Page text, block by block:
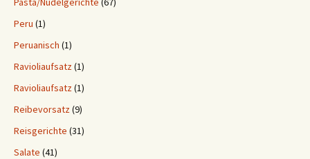
Peru (1)
Peruanisch (1)
Ravioliaufsatz(1)
Ravioliaufsatz(1)
Reibevorsatz(9)
Reisgerichte (31)
Salate (41)